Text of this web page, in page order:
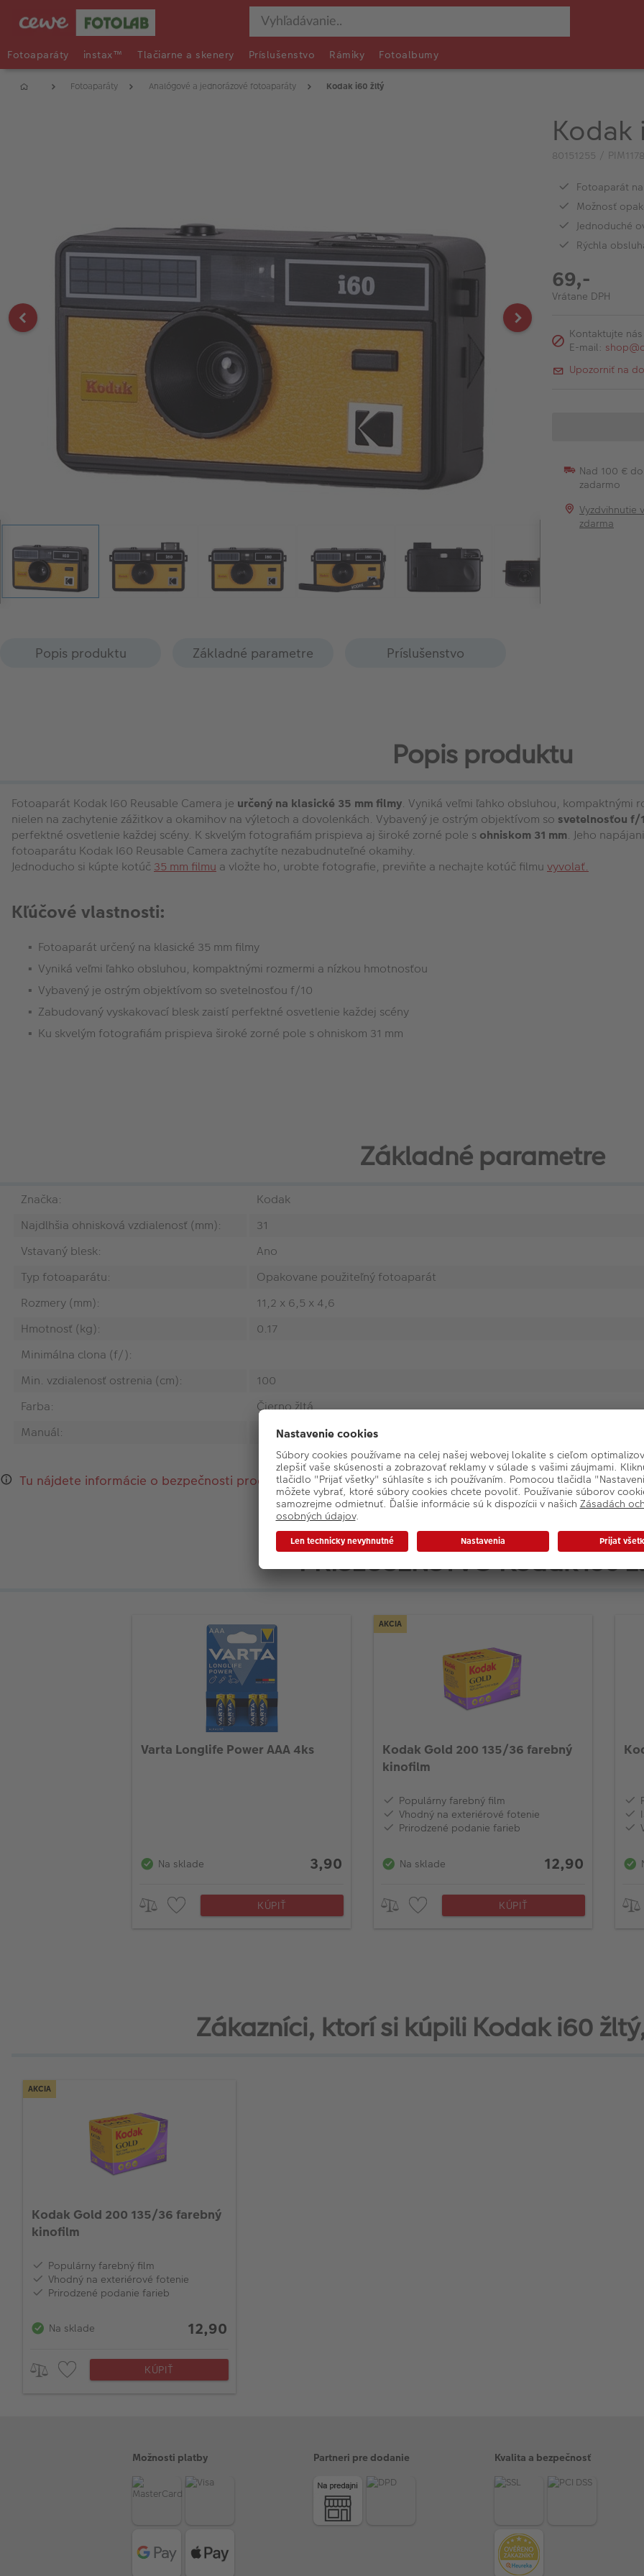
Fotoaparáty instax™ Tlačiarne a skenery Príslušenstvo Rámiky Fotoalbumy
Fotoaparáty Analógové a jednorázové fotoaparáty Kodak i60 žltý
Kodak
80151255 /
Fotoaparát
Možnosť
Jednoduché
Rýchla
69,-
Vrátane DPH
Kontaktujte nás
E-mail:
Upozorniť na
Nad 100 €
zadarmo
Vyzdvihnutie
zdarma
Popis produktu Základné parametre Príslušenstvo
Popis produktu
Fotoaparát Kodak I60 Reusable Camera je určený na klasické 35 mm filmy. Vyniká veľmi ľahko obsluhou, kompaktnými
nielen na zachytenie zážitkov a okamihov na výletoch a dovolenkách. Vybavený je ostrým objektívom so svetelnosťou f/
perfektné osvetlenie každej scény. K skvelým fotografiám prispieva aj široké zorné pole s ohniskom 31 mm. Jeho
fotoaparátu Kodak I60 Reusable Camera zachytíte nezabudnuteľné okamihy.
Jednoducho si kúpte kotúč 35 mm filmu a vložte ho, urobte fotografie, previňte a nechajte kotúč filmu vyvolať.
Kľúčové vlastnosti:
Fotoaparát určený na klasické 35 mm filmy
Vyniká veľmi ľahko obsluhou, kompaktnými rozmermi a nízkou hmotnosťou
Vybavený je ostrým objektívom so svetelnosťou f/10
Zabudovaný vyskakovací blesk zaistí perfektné osvetlenie každej scény
Ku skvelým fotografiám prispieva široké zorné pole s ohniskom 31 mm
Základné parametre
Značka:
Kodak
Najdlhšia ohnisková vzdialenosť (mm):
31
Vstavaný blesk:
Ano
Typ fotoaparátu:
Opakovane použiteľný fotoaparát
Rozmery (mm):
11,2 x 6,5 x 4,6
Hmotnosť (kg):
0.17
Minimálna clona (f/):
Min. vzdialenosť ostrenia (cm):
100
Farba:
Čierno žltá
Manuál:
Tu nájdete informácie o bezpečnosti produktu a kontakty na výrobcu.
PRÍSLUŠENSTVO Kodak i60
Varta Longlife Power AAA 4ks
Na sklade 3,90
KÚPIŤ
AKCIA
Kodak Gold 200 135/36 farebný
kinofilm
Populárny farebný film
Vhodný na exteriérové fotenie
Prirodzené podanie farieb
Na sklade 12,90
KÚPIŤ
Zákazníci, ktorí si kúpili Kodak i60
AKCIA
Kodak Gold 200 135/36 farebný
kinofilm
Populárny farebný film
Vhodný na exteriérové fotenie
Prirodzené podanie farieb
Na sklade 12,90
KÚPIŤ
Možnosti platby Partneri pre dodanie Kvalita a bezpečnosť